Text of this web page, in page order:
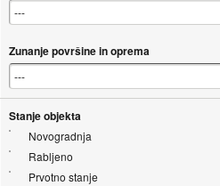
Zunanje površine in oprema
Stanje objekta
Novogradnja
Rabljeno
Prvotno stanje